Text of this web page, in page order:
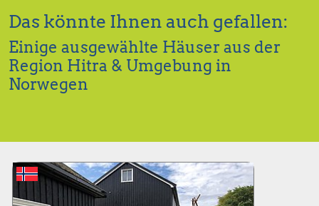
Das könnte Ihnen auch gefallen:
Einige ausgewählte Häuser aus der
Region Hitra & Umgebung in
Norwegen